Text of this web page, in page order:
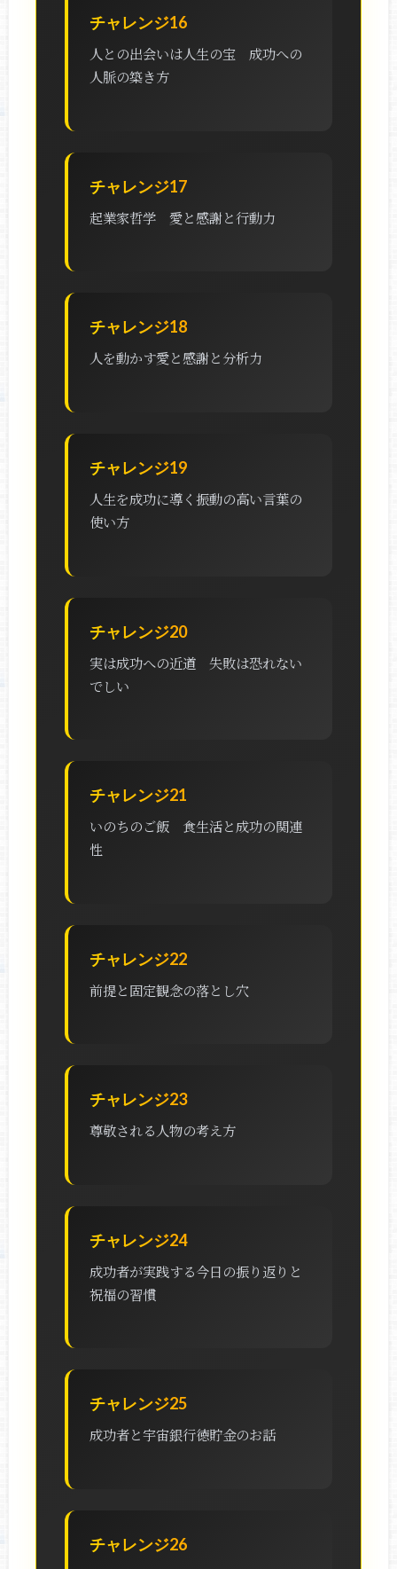
チャレンジ16
人との出会いは人生の宝 成功への
人脈の築き方
チャレンジ17
起業家哲学 愛と感謝と行動力
チャレンジ18
人を動かす愛と感謝と分析力
チャレンジ19
人生を成功に導く振動の高い言葉の
使い方
チャレンジ20
実は成功への近道 失敗は恐れない
でしい
チャレンジ21
いのちのご飯 食生活と成功の関連
性
チャレンジ22
前提と固定観念の落とし穴
チャレンジ23
尊敬される人物の考え方
チャレンジ24
成功者が実践する今日の振り返りと
祝福の習慣
チャレンジ25
成功者と宇宙銀行徳貯金のお話
チャレンジ26